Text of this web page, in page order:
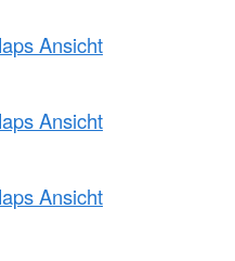
Ansicht
Ansicht
Ansicht